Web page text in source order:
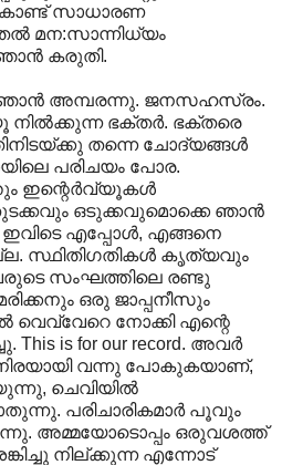
സാധാരണ
മന:സാന്നിധ്യം
ഞാന്‍ കരുതി.
അമ്പരന്നു. ജനസഹസ്രം.
ഭക്തര്‍. ഭക്തരെ
തന്നെ ചോദ്യങ്ങള്‍
പരിചയം പോര.
ഇന്റെര്‍വ്യൂകള്‍
തുടക്കവും ഒടുക്കവുമൊക്കെ ഞാന്‍
ഇവിടെ എപ്പോള്‍, എങ്ങനെ
സ്ഥിതിഗതികള്‍ കൃത്യവും
സംഘത്തിലെ രണ്ടു
ഒരു ജാപ്പനീസും
നോക്കി എന്റെ
This is for our record. അവര്‍
വന്നു പോകുകയാണ്,
ചെവിയില്‍
പരിചാരികമാര്‍ പൂവും
അമ്മയോടൊപ്പം ഒരുവശത്ത്
നില്ക്കുന്ന എന്നോട്